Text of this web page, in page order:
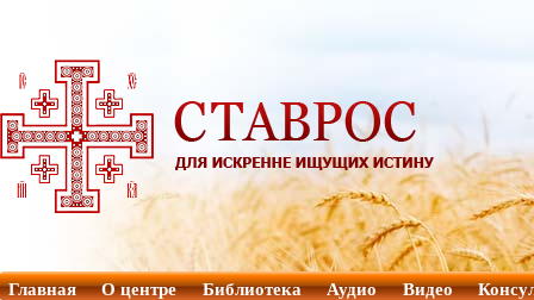
Главная О центре Библиотека Аудио Видео